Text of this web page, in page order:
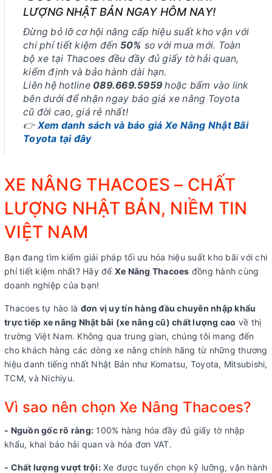
LƯỢNG NHẬT BẢN NGAY HÔM NAY!
Đừng bỏ lỡ cơ hội nâng cấp hiệu suất kho vận với
chi phí tiết kiệm đến 50% so với mua mới. Toàn
bộ xe tại Thacoes đều đầy đủ giấy tờ hải quan,
kiểm định và bảo hành dài hạn.
Liên hệ hotline 089.669.5959 hoặc bấm vào link
bên dưới để nhận ngay báo giá xe nâng Toyota
cũ đời cao, giá rẻ nhất!
👉Xem danh sách và báo giá Xe Nâng Nhật Bãi
Toyota tại đây
XE NÂNG THACOES – CHẤT
LƯỢNG NHẬT BẢN, NIỀM TIN
VIỆT NAM
Bạn đang tìm kiếm giải pháp tối ưu hóa hiệu suất kho bãi với chi
phí tiết kiệm nhất? Hãy để Xe Nâng Thacoes đồng hành cùng
doanh nghiệp của bạn!
Thacoes tự hào là đơn vị uy tín hàng đầu chuyên nhập khẩu
trực tiếp xe nâng Nhật bãi (xe nâng cũ) chất lượng cao về thị
trường Việt Nam. Không qua trung gian, chúng tôi mang đến
cho khách hàng các dòng xe nâng chính hãng từ những thương
hiệu danh tiếng nhất Nhật Bản như Komatsu, Toyota, Mitsubishi,
TCM, và Nichiyu.
Vì sao nên chọn Xe Nâng Thacoes?
- Nguồn gốc rõ ràng: 100% hàng hóa đầy đủ giấy tờ nhập
khẩu, khai báo hải quan và hóa đơn VAT.
- Chất lượng vượt trội:Xe được tuyển chọn kỹ lưỡng, vận hành